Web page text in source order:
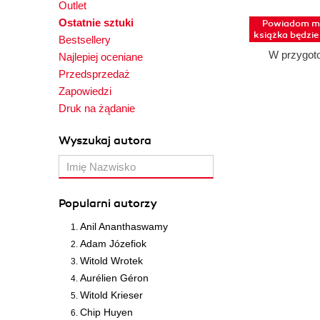
Outlet
Ostatnie sztuki
Bestsellery
Najlepiej oceniane
Przedsprzedaż
Zapowiedzi
Druk na żądanie
Wyszukaj autora
Popularni autorzy
Anil Ananthaswamy
Adam Józefiok
Witold Wrotek
Aurélien Géron
Witold Krieser
Chip Huyen
Powiadom
książka
W